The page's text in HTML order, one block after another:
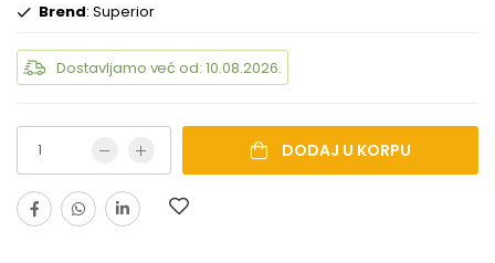
Brend: Superior
Dostavljamo već od: 10.08.2026.
DODAJ U KORPU